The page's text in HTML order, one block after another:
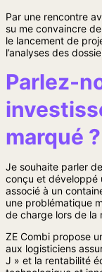
Par une rencontre
su me convaincre
le lancement de
l’analyses des
Parlez-
marqué ?
Je souhaite parler
conçu et développé
associé à un
une problématique
de charge lors de la
ZE Combi propose
aux logisticiens
J » et la rentabilité